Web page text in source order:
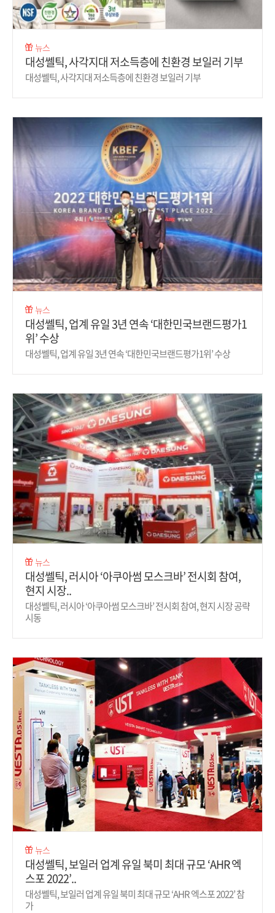
뉴스
대성쎌틱, 사각지대 저소득층에 친환경 보일러 기부
대성쎌틱, 사각지대 저소득층에 친환경 보일러 기부
뉴스
대성쎌틱, 업계 유일 3년 연속 ‘대한민국브랜드평가1
위’ 수상
대성쎌틱, 업계 유일 3년 연속 ‘대한민국브랜드평가1위’ 수상
뉴스
대성쎌틱, 러시아 ‘아쿠아썸 모스크바’ 전시회 참여,
현지 시장..
대성쎌틱, 러시아 ‘아쿠아썸 모스크바’ 전시회 참여, 현지 시장 공략
시동
뉴스
대성쎌틱, 보일러 업계 유일 북미 최대 규모 ‘AHR 엑
스포 2022’..
대성쎌틱, 보일러 업계 유일 북미 최대 규모 ‘AHR 엑스포 2022’ 참
가